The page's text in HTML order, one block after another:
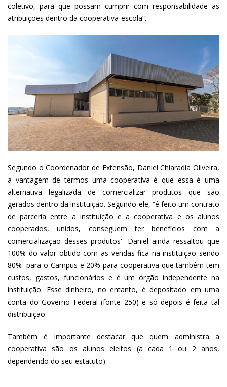
coletivo, para que possam cumprir com responsabilidade as
atribuições dentro da cooperativa-escola”.
Segundo o Coordenador de Extensão, Daniel Chiaradia Oliveira,
a vantagem de termos uma cooperativa é que essa é uma
alternativa legalizada de comercializar produtos que são
gerados dentro da instituição. Segundo ele, “é feito um contrato
de parceria entre a instituição e a cooperativa e os alunos
cooperados, unidos, conseguem ter benefícios com a
comercialização desses produtos'. Daniel ainda ressaltou que
100% do valor obtido com as vendas fica na instituição sendo
80% para o Campus e 20% para cooperativa que também tem
custos, gastos, funcionários e é um órgão independente na
instituição. Esse dinheiro, no entanto, é depositado em uma
conta do Governo Federal (fonte 250) e só depois é feita tal
distribuição.
Também é importante destacar que quem administra a
cooperativa são os alunos eleitos (a cada 1 ou 2 anos,
dependendo do seu estatuto).